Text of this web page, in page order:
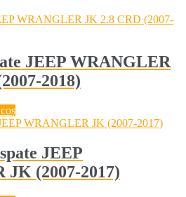
JEEP WRANGLER
2018)
JEEP
(2007-2017)